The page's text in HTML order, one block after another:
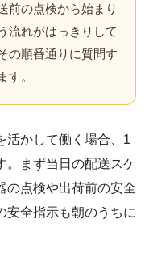
前の点検から始まり
流れがはっきりして
の順番通りに質問す
す。
活かして働く場合、1
。まず当日の配送スケ
の点検や出荷前の安全
安全指示も朝のうちに